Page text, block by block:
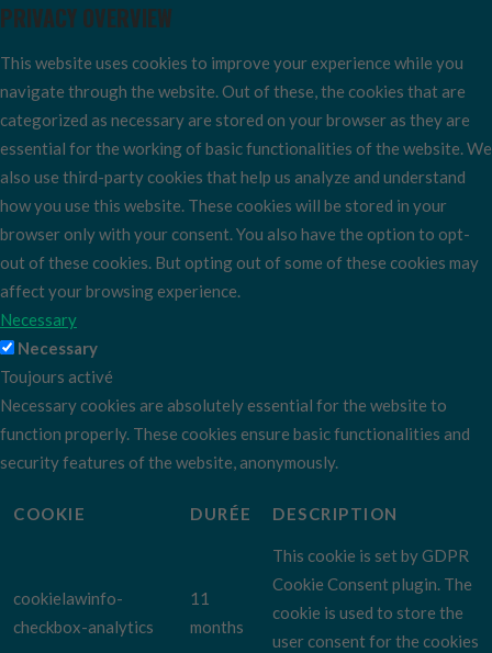
PRIVACY OVERVIEW
This website uses cookies to improve your experience while you
navigate through the website. Out of these, the cookies that are
categorized as necessary are stored on your browser as they are
essential for the working of basic functionalities of the website. We
also use third-party cookies that help us analyze and understand
how you use this website. These cookies will be stored in your
browser only with your consent. You also have the option to opt-
out of these cookies. But opting out of some of these cookies may
affect your browsing experience.
Necessary
Necessary
Toujours activé
Necessary cookies are absolutely essential for the website to
function properly. These cookies ensure basic functionalities and
security features of the website, anonymously.
COOKIE DURÉE DESCRIPTION
cookielawinfo-
checkbox-analytics
11
months
This cookie is set by GDPR
Cookie Consent plugin. The
cookie is used to store the
user consent for the cookies